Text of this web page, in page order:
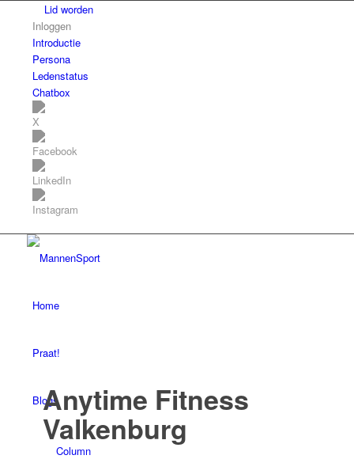
Lid worden
Inloggen
Introductie
Persona
Ledenstatus
Chatbox
Home
Praat!
Blogs
Column
Anytime Fitness
Valkenburg